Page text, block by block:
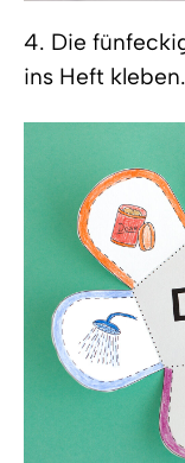
4. Die
ins Heft